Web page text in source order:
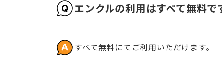
エンクルの利用はすべて無料で
すべて無料にてご利用いただけます。